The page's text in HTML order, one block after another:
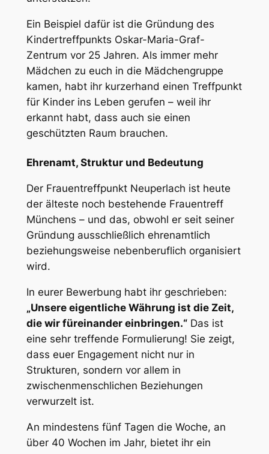
Ein Beispiel dafür ist die Gründung des
Kindertreffpunkts Oskar-Maria-Graf-
Zentrum vor 25 Jahren. Als immer mehr
Mädchen zu euch in die Mädchengruppe
kamen, habt ihr kurzerhand einen Treffpunkt
für Kinder ins Leben gerufen – weil ihr
erkannt habt, dass auch sie einen
geschützten Raum brauchen.
Ehrenamt, Struktur und Bedeutung
Der Frauentreffpunkt Neuperlach ist heute
der älteste noch bestehende Frauentreff
Münchens – und das, obwohl er seit seiner
Gründung ausschließlich ehrenamtlich
beziehungsweise nebenberuflich organisiert
wird.
In eurer Bewerbung habt ihr geschrieben:
„Unsere eigentliche Währung ist die Zeit,
die wir füreinander einbringen.“Das ist
eine sehr treffende Formulierung! Sie zeigt,
dass euer Engagement nicht nur in
Strukturen, sondern vor allem in
zwischenmenschlichen Beziehungen
verwurzelt ist.
An mindestens fünf Tagen die Woche, an
über 40 Wochen im Jahr, bietet ihr ein